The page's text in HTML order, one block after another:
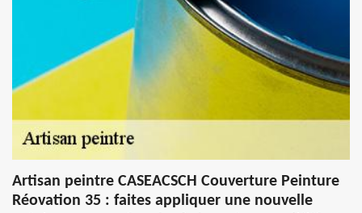
Artisan peintre CASEACSCH Couverture Peinture
Réovation 35 : faites appliquer une nouvelle